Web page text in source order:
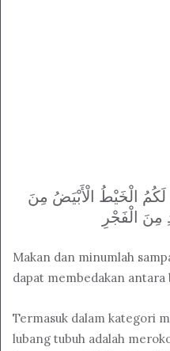
لَكُمُ الْخَيْطُ الْأَبْيَضُ مِنَ
مِنَ الْفَجْرِ
Makan dan minumlah
dapat membedakan
Termasuk dalam kategori
lubang tubuh adalah